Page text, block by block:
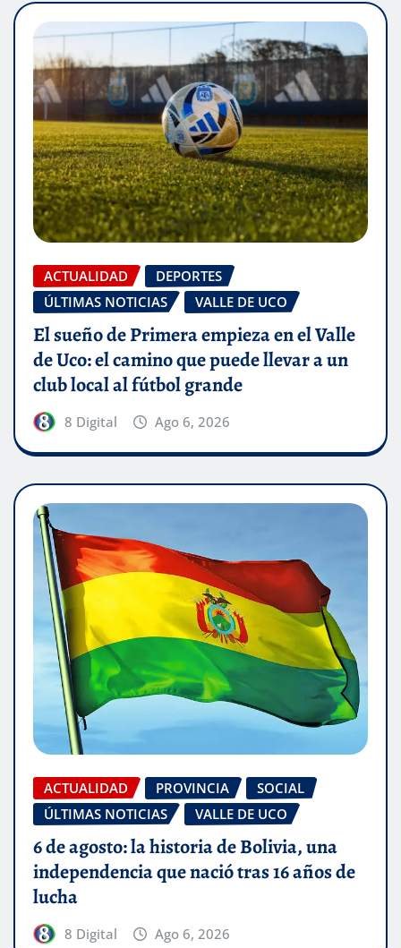
ACTUALIDAD
DEPORTES
ÚLTIMAS NOTICIAS
VALLE DE UCO
El sueño de Primera empieza en el Valle
de Uco: el camino que puede llevar a un
club local al fútbol grande
8 Digital Ago 6, 2026
ACTUALIDAD PROVINCIA
SOCIAL
ÚLTIMAS NOTICIAS
VALLE DE UCO
6 de agosto: la historia de Bolivia, una
independencia que nació tras 16 años de
lucha
8 Digital Ago 6, 2026